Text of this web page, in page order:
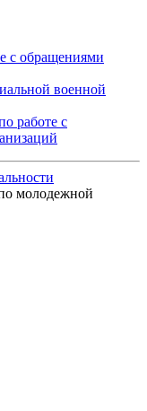
с обращениями
военной
работе с
молодежной